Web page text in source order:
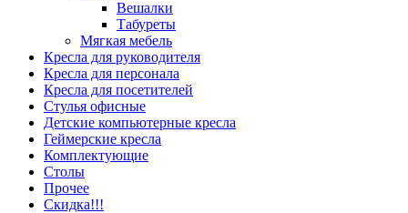
Вешалки
Табуреты
Мягкая мебель
Кресла для руководителя
Кресла для персонала
Кресла для посетителей
Стулья офисные
Детские компьютерные кресла
Геймерские кресла
Комплектующие
Столы
Прочее
Скидка!!!